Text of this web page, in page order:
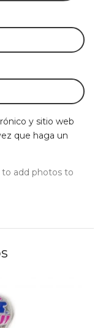
y sitio web
que haga un
add photos to